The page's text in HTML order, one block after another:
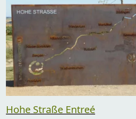
Hohe Straße Entreé